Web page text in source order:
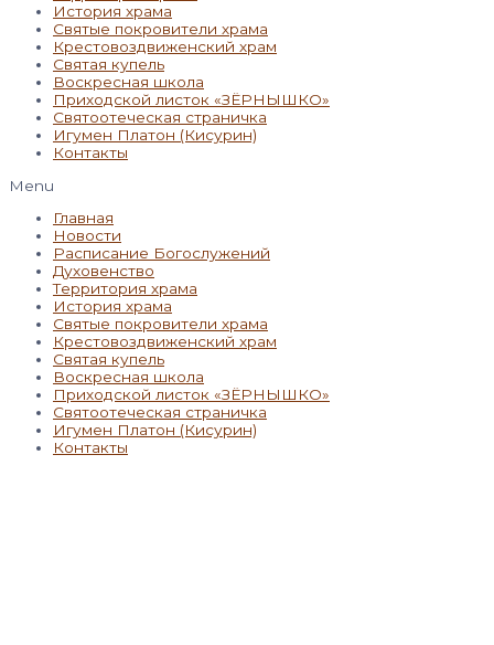
История храма
Святые покровители храма
Крестовоздвиженский храм
Святая купель
Воскресная школа
Приходской листок «ЗЁРНЫШКО»
Святоотеческая страничка
Игумен Платон (Кисурин)
Контакты
Menu
Главная
Новости
Расписание Богослужений
Духовенство
Территория храма
История храма
Святые покровители храма
Крестовоздвиженский храм
Святая купель
Воскресная школа
Приходской листок «ЗЁРНЫШКО»
Святоотеческая страничка
Игумен Платон (Кисурин)
Контакты